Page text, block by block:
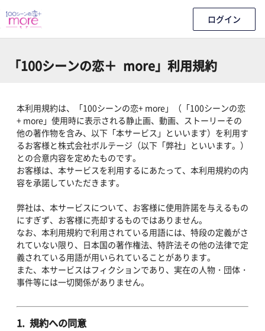
ログイン
「100シーンの恋＋ more」利用規約
本利用規約は、「100シーンの恋+ more」（「100シーンの恋
+ more」使用時に表示される静止画、動画、ストーリーその
他の著作物を含み、以下「本サービス」といいます）を利用す
るお客様と株式会社ボルテージ（以下「弊社」といいます。）
との合意内容を定めたものです。
お客様は、本サービスを利用するにあたって、本利用規約の内
容を承諾していただきます。
弊社は、本サービスについて、お客様に使用許諾を与えるもの
にすぎず、お客様に売却するものではありません。
なお、本利用規約で利用されている用語には、特段の定義がさ
れていない限り、日本国の著作権法、特許法その他の法律で定
義されている用語が用いられていることがあります。
また、本サービスはフィクションであり、実在の人物・団体・
事件等には一切関係がありません。
1. 規約への同意